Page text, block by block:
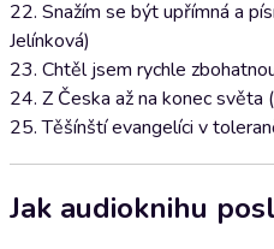
22. Snažím se být upřímná a
Jelínková)
23. Chtěl jsem rychle
24. Z Česka až na konec světa
25. Těšínští evangelíci v
Jak audioknihu